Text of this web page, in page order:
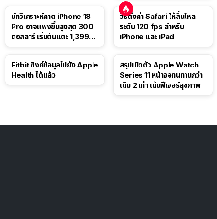
นักวิเคราะห์คาด iPhone 18
Pro อาจแพงขึ้นสูงสุด 300
ดอลลาร์ เริ่มต้นแตะ 1,399
วิธีตั้งค่า Safari ให้ลื่นไหล
ระดับ 120 fps สำหรับ
iPhone และ iPad
Fitbit ซิงก์ข้อมูลไปยัง Apple
Health ได้แล้ว
สรุปเปิดตัว Apple Watch
Series 11 หน้าจอทนทานกว่า
เดิม 2 เท่า เน้นฟีเจอร์สุขภาพ